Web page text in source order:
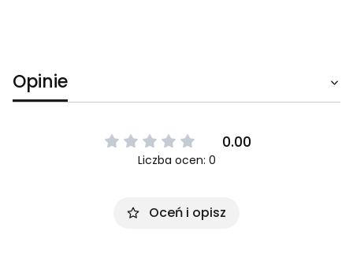
Opinie
0.00
Liczba ocen: 0
Oceń i opisz